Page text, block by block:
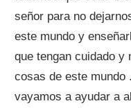
señor para no
este mundo y
que tengan cuidado y
cosas de este mundo
vayamos a ayudar a